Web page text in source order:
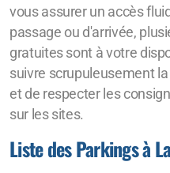
vous assurer un accès
passage ou d'arrivée,
gratuites sont à votre
suivre scrupuleusement
et de respecter les
sur les sites.
Liste des Parkings à
Programme
Plan départ/arrivée
Camping-Car
Parkings et Accès